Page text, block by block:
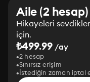
Aile (2 hesap)
Hikayeleri
için.
₺499.99 /ay
2 hesap
Sınırsız erişim
İstediğin zaman iptal